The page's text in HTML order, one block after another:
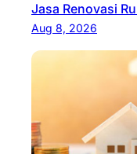
Jasa Renovasi
Aug 8, 2026